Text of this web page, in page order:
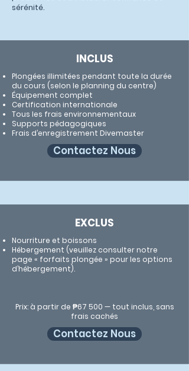
sérénité.
INCLUS
Plongées illimitées pendant toute la durée
du cours (selon le planning du centre)
Équipement complet
Certification internationale
Tous les frais environnementaux
Supports pédagogiques
Frais d’enregistrement Divemaster
Contactez Nous
EXCLUS
Nourriture et boissons
Hébergement (veuillez consulter notre
page « forfaits plongée » pour les options
d’hébergement).
​Prix: à partir de ₱67 500 — tout inclus, sans
frais cachés
Contactez Nous